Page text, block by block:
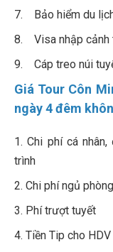
7. Bảo hiểm du
8. Visa nhập cảnh
9. Cáp treo núi
Giá Tour Côn
ngày 4 đêm
1. Chi phí cá
trình
2. Chi phí ngủ
3. Phí trượt tuyết
4. Tiền Tip cho